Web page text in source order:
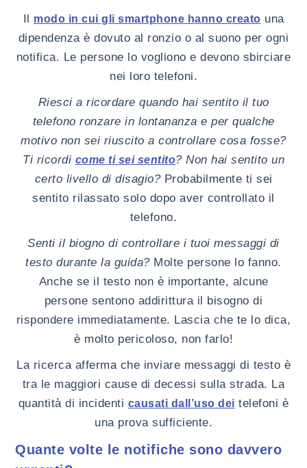
Il modo in cui gli smartphone hanno creato una
dipendenza è dovuto al ronzio o al suono per ogni
notifica. Le persone lo vogliono e devono sbirciare
nei loro telefoni.
Riesci a ricordare quando hai sentito il tuo
telefono ronzare in lontananza e per qualche
motivo non sei riuscito a controllare cosa fosse?
Ti ricordi come ti sei sentito? Non hai sentito un
certo livello di disagio? Probabilmente ti sei
sentito rilassato solo dopo aver controllato il
telefono.
Senti il biogno di controllare i tuoi messaggi di
testo durante la guida? Molte persone lo fanno.
Anche se il testo non è importante, alcune
persone sentono addirittura il bisogno di
rispondere immediatamente. Lascia che te lo dica,
è molto pericoloso, non farlo!
La ricerca afferma che inviare messaggi di testo è
tra le maggiori cause di decessi sulla strada. La
quantità di incidenti causati dall’uso dei telefoni è
una prova sufficiente.
Quante volte le notifiche sono davvero